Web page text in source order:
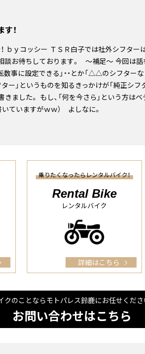
！
ｂｙコッシー ＴＳＲ白子では社外シフタ
談お待ちしております。 ～補足～ 今回は
数事に設定できる」・・とか「△△のシフター
ー」というものを知るきっかけが「純正シフ
きました。 もし、「何を今さら」という方は
いていますがｗｗ） よしなに。
乗りたくなったらレンタルバイク！
Rental Bike
レンタルバイク
詳細はこちら
クのことならモトパレス鈴⿅にお任せくださ
お問い合わせはこちら